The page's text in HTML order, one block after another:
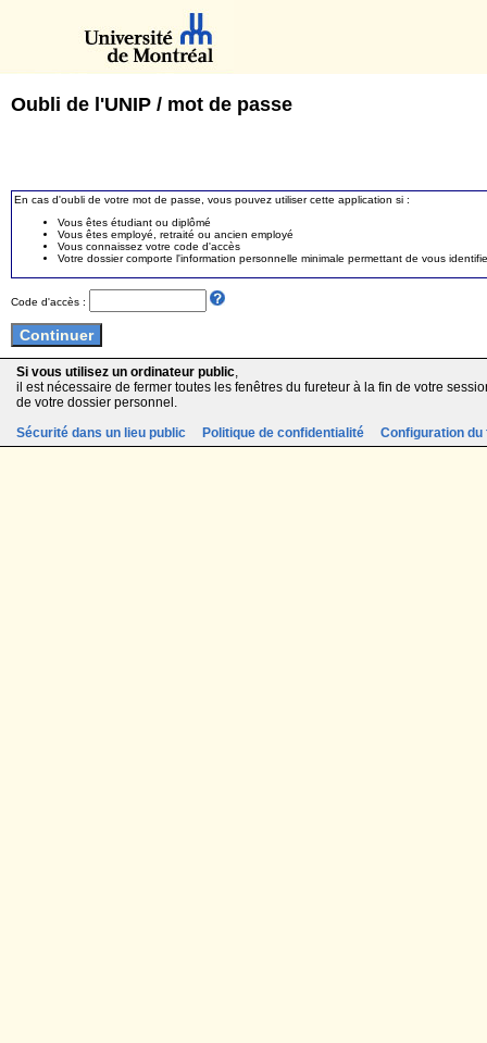
Oubli de l'UNIP / mot de passe
En cas d'oubli de votre mot de passe, vous pouvez utiliser cette application si :
Vous êtes étudiant ou diplômé
Vous êtes employé, retraité ou ancien employé
Vous connaissez votre code d'accès
Votre dossier comporte l'information personnelle minimale permettant de vous
Code d'accès :
Si vous utilisez un ordinateur public,
il est nécessaire de fermer toutes les fenêtres du fureteur à la fin de votre
de votre dossier personnel.
Sécurité dans un lieu public
Politique de confidentialité Configuration du